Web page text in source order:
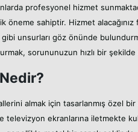
profesyonel hizmet
öneme sahiptir. Hizmet
unsurları göz önünde
sorununuzun hızlı bir
almak için tasarlanmış özel
ekranlarına iletmekte